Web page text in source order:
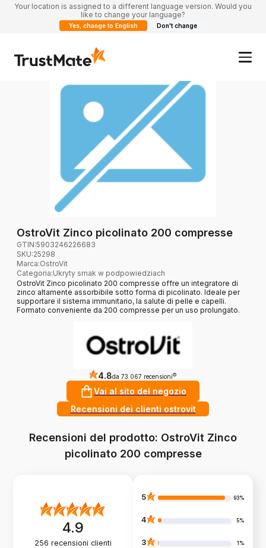
Your location is assigned to a different language version. Would you
like to change your language?
Yes, change to English Don't change
OstroVit Zinco picolinato 200 compresse
GTIN:5903246226683
SKU:25298
Marca:OstroVit
Categoria:Ukryty smak w podpowiedziach
OstroVit Zinco picolinato 200 compresse offre un integratore di
zinco altamente assorbibile sotto forma di picolinato. Ideale per
supportare il sistema immunitario, la salute di pelle e capelli.
Formato conveniente da 200 compresse per un uso prolungato.
4.8da 73 067 recensioni ?
Vai al sito del negozio
Recensioni dei clienti ostrovit
Recensioni del prodotto: OstroVit Zinco
picolinato 200 compresse
4.9
256 recensioni clienti
5 93%
4 5%
3 1%